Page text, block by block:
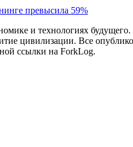
превысила 59%
и технологиях будущего.
цивилизации. Все
ссылки на ForkLog.